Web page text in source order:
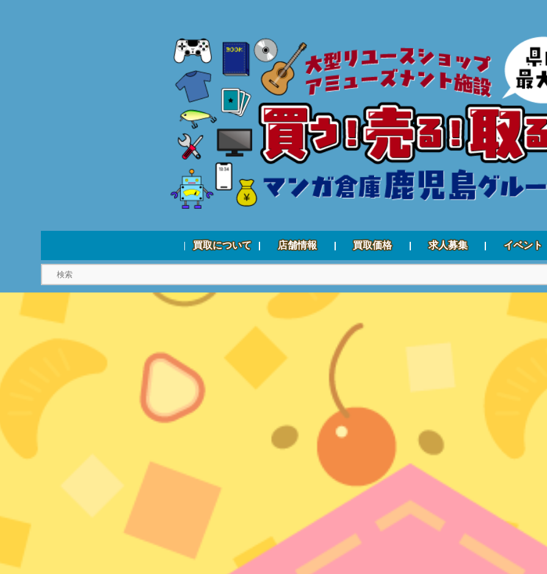
買取について 店舗情報 買取価格 求人募集 イベント